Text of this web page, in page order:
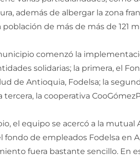
además de albergar la zona
de más de más de 121
comenzó la
solidarias; la primera, el
de Antioquia, Fodelsa; la
tercera, la cooperativa
el equipo se acercó a la
fondo de empleados Fodelsa en
fuera bastante sencillo. En